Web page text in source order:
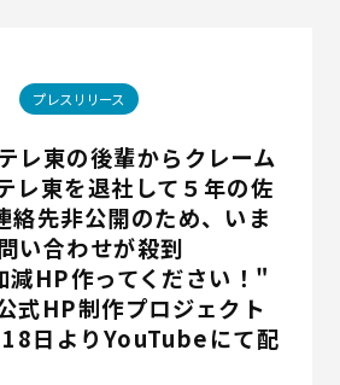
プレスリリース
レ東の後輩からクレーム
レ東を退社して５年の佐
先非公開のため、いま
い合わせが殺到
HP作ってください！"
式HP制作プロジェクト
日よりYouTubeにて配